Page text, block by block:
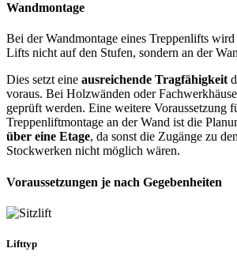
Wandmontage
Bei der Wandmontage eines Treppenlifts wird
Lifts nicht auf den Stufen, sondern an der
Dies setzt eine ausreichende Tragfähigkeit
voraus. Bei Holzwänden oder
geprüft werden. Eine weitere Voraussetzung
Treppenliftmontage an der Wand ist die
über eine Etage, da sonst die Zugänge zu
Stockwerken nicht möglich wären.
Voraussetzungen je nach Gegebenheiten
Lifttyp